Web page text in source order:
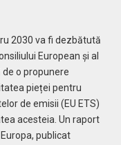
2030 va fi dezbătută
European și al
o propunere
pieței pentru
de emisii (EU ETS)
acesteia. Un raport
publicat